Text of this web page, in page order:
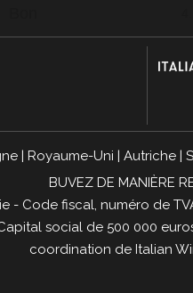
| Royaume-Uni | Autriche |
BUVEZ DE MANIÈRE
- Code fiscal, numéro de
social de 500 000
coordination de Italian